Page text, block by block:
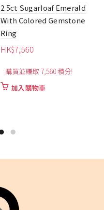
2.5ct Sugarloaf Emerald
With Colored Gemstone
Ring
HK$7,560
購買並賺取 7,560 積分!
加入購物車